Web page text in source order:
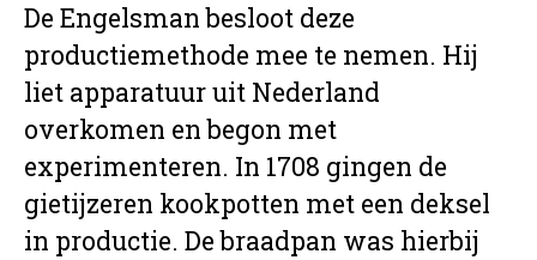
De Engelsman besloot deze
productiemethode mee te nemen. Hij
liet apparatuur uit Nederland
overkomen en begon met
experimenteren. In 1708 gingen de
gietijzeren kookpotten met een deksel
in productie. De braadpan was hierbij